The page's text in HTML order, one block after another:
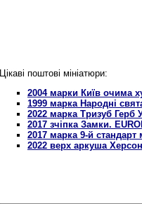
Цікаві поштові мініатюри:
2004 марки Київ очима
1999 марка Народні
2022 марка Тризуб Герб
2017 зчіпка Замки.
2017 марка 9-й
2022 верх аркуша